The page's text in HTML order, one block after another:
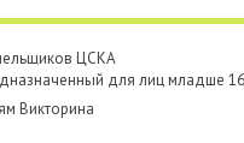
ЦСКА
для лиц младше
Викторина